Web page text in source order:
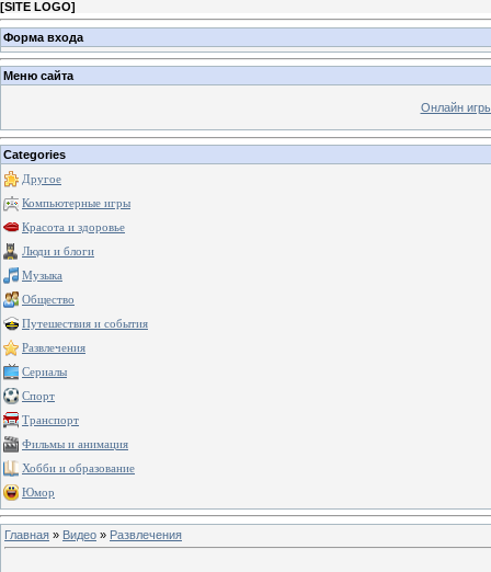
[SITE LOGO]
Форма входа
Меню сайта
Онлайн
Categories
Другое
Компьютерные игры
Красота и здоровье
Люди и блоги
Музыка
Общество
Путешествия и события
Развлечения
Сериалы
Спорт
Транспорт
Фильмы и анимация
Хобби и образование
Юмор
Главная » Видео » Развлечения